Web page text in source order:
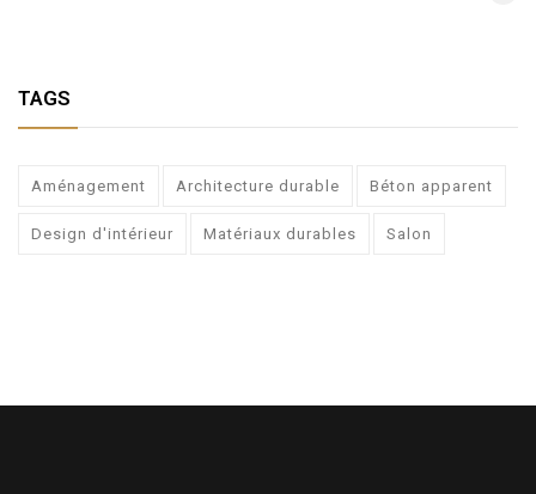
TAGS
Aménagement Architecture durable Béton apparent
Design d'intérieur Matériaux durables Salon